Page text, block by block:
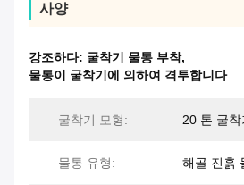
사양
강조하다: 굴착기 물통 부착,
물통이 굴착기에 의하여 격투합니다
굴착기 모형: 20 톤 굴착
물통 유형: 해골 진흙